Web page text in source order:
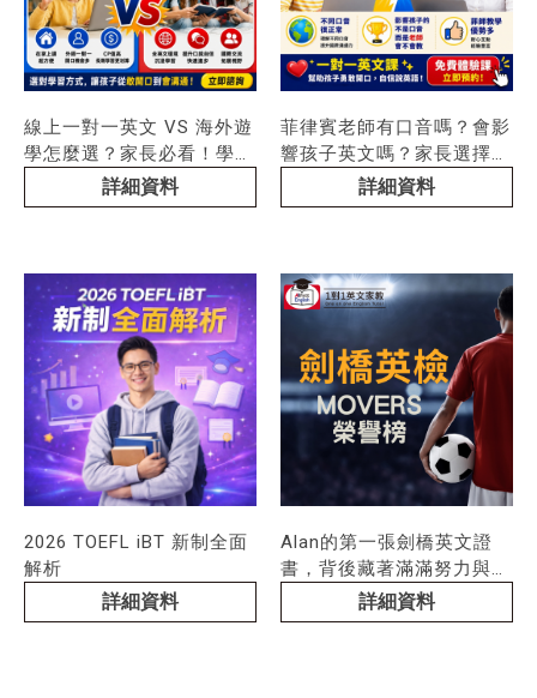
線上一對一英文 VS 海外遊
學怎麼選？家長必看！學習
效果、費用、優缺點完整比
較
詳細資料
菲律賓老師有口音嗎？會影
響孩子英文嗎？家長選擇線
上英文前必看！
詳細資料
2026 TOEFL iBT 新制全面
解析
詳細資料
Alan的第一張劍橋英文證
書，背後藏著滿滿努力與蛻
詳細資料